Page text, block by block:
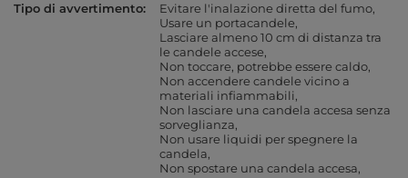
Tipo di avvertimento
Evitare l'inalazione diretta del fumo
Usare un portacandele
Lasciare almeno 10 cm di distanza tra
le candele accese
Non toccare, potrebbe essere caldo
Non accendere candele vicino a
materiali infiammabili
Non lasciare una candela accesa senza
sorveglianza
Non usare liquidi per spegnere la
candela
Non spostare una candela accesa